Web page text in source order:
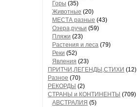
Горы (35)
Животные (20)
МЕСТА разные (43)
Озера,ручьи (59)
Пляжи (23)
Растения и леса (79)
Реки (52)
Явления (23)
ПРИТЧИ,ЛЕГЕНДЫ,СТИХИ (12)
Разное (70)
РЕКОРДЫ (2)
СТРАНЫ и КОНТИНЕНТЫ (709)
АВСТРАЛИЯ (5)